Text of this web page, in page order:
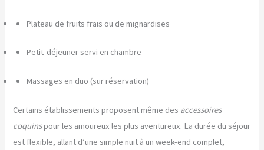
Plateau de fruits frais ou de mignardises
Petit-déjeuner servi en chambre
Massages en duo (sur réservation)
Certains établissements proposent même des accessoires
coquinspour les amoureux les plus aventureux. La durée du séjour
est flexible, allant d’une simple nuit à un week-end complet,